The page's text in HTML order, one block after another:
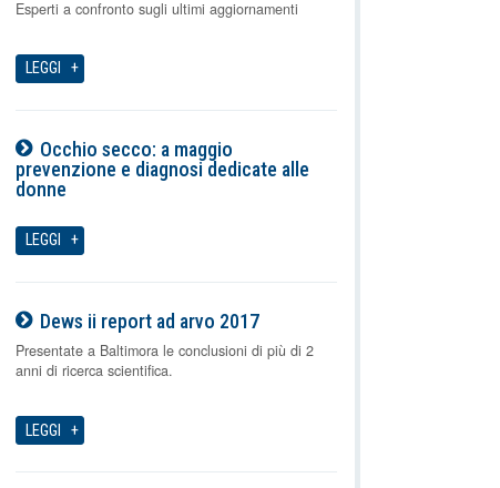
07-08-2026
Esperti a confronto sugli ultimi aggiornamenti
LEGGI
Occhio secco: a maggio
prevenzione e diagnosi dedicate alle
donne
LEGGI
Dews ii report ad arvo 2017
07-08-2026
Presentate a Baltimora le conclusioni di più di 2
anni di ricerca scientifica.
LEGGI